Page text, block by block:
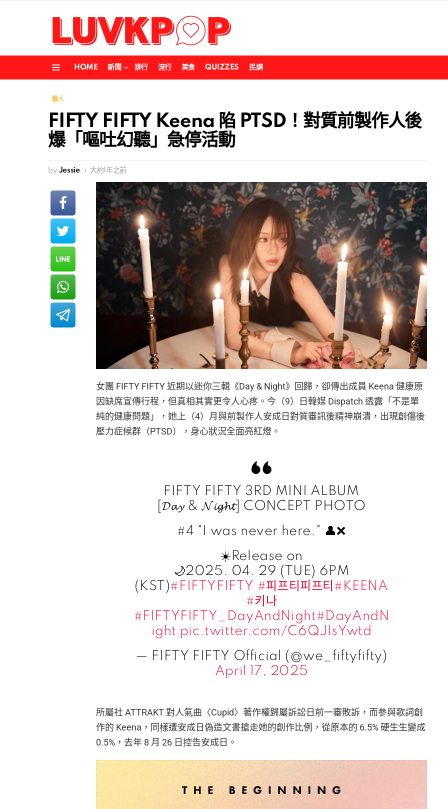
HOME 新聞 排行 流行 美食 QUIZZES 民調
藝人
FIFTY FIFTY Keena 陷 PTSD！對質前製作人後
爆「嘔吐幻聽」急停活動
by Jessie 大約1年之前
女團 FIFTY FIFTY 近期以迷你三輯《Day & Night》回歸，卻傳出成員 Keena 健康原
因缺席宣傳行程，但真相其實更令人心疼。今（9）日韓媒 Dispatch 透露「不是單
純的健康問題」，她上（4）月與前製作人安成日對質審訊後精神崩潰，出現創傷後
壓力症候群（PTSD），身心狀況全面亮紅燈。
FIFTY FIFTY 3RD MINI ALBUM
[𝓓𝓪𝔂 & 𝓝𝓲𝓰𝓱𝓽] CONCEPT PHOTO
#4 "I was never here." 👤❌
☀️Release on
🌙2025. 04. 29 (TUE) 6PM
(KST)#FIFTYFIFTY #피프티피프티 #KEENA
#키나
#FIFTYFIFTY_DayAndNight#DayAndN
ight pic.twitter.com/C6QJlsYwtd
— FIFTY FIFTY Official (@we_fiftyfifty)
April 17, 2025
所屬社 ATTRAKT 對人氣曲〈Cupid〉著作權歸屬訴訟日前一審敗訴，而參與歌詞創
作的 Keena，同樣遭安成日偽造文書搶走她的創作比例，從原本的 6.5% 硬生生變成
0.5%，去年 8 月 26 日控告安成日。